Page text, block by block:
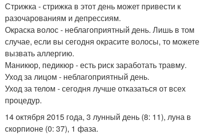
Стрижка - стрижка в этот день может привести к
разочарованиям и депрессиям.
Окраска волос - неблагоприятный день. Лишь в том
случае, если вы сегодня окрасите волосы, то можете
вызвать аллергию.
Маникюр, педикюр - есть риск заработать травму.
Уход за лицом - неблагоприятный день.
Уход за телом - сегодня лучше отказаться от всех
процедур.
14 октября 2015 года, 3 лунный день (8: 11), луна в
скорпионе (0: 37), 1 фаза.